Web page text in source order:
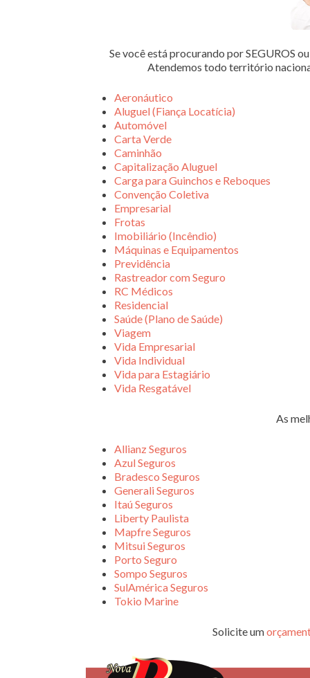
Se você está procurando por SEGUROS
Atendemos todo território
Aeronáutico
Aluguel (Fiança Locatícia)
Automóvel
Carta Verde
Caminhão
Capitalização Aluguel
Carga para Guinchos e Reboques
Convenção Coletiva
Empresarial
Frotas
Imobiliário (Incêndio)
Máquinas e Equipamentos
Previdência
Rastreador com Seguro
RC Médicos
Residencial
Saúde (Plano de Saúde)
Viagem
Vida Empresarial
Vida Individual
Vida para Estagiário
Vida Resgatável
As
Allianz Seguros
Azul Seguros
Bradesco Seguros
Generali Seguros
Itaú Seguros
Liberty Paulista
Mapfre Seguros
Mitsui Seguros
Porto Seguro
Sompo Seguros
SulAmérica Seguros
Tokio Marine
Solicite um